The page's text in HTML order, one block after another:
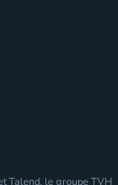
Talend, le groupe TVH